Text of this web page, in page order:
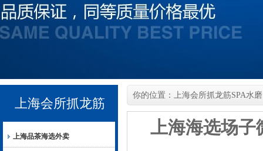
上海会所抓龙筋
SPA水磨
上海品茶海选外卖
你的位置： 上海会所抓龙筋SPA水磨
上海海选场子